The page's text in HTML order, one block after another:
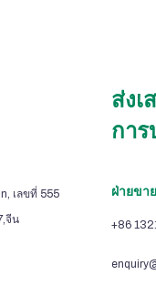
ส่ง
กา
เลขที่ 555
จีน
ฝ่ายขาย
+86